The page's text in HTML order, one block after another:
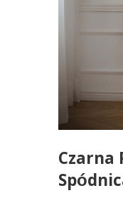
Czarna